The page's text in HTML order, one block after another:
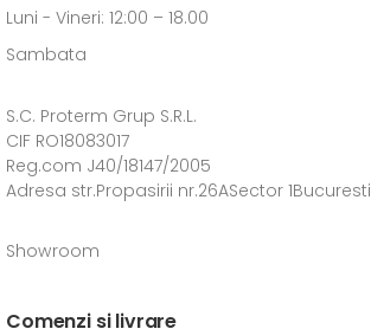
Luni - Vineri: 12:00 – 18.00
Sambata
S.C. Proterm Grup S.R.L.
CIF RO18083017
Reg.com J40/18147/2005
Adresa str.Propasirii nr.26ASector 1Bucuresti
Showroom
Comenzi si livrare